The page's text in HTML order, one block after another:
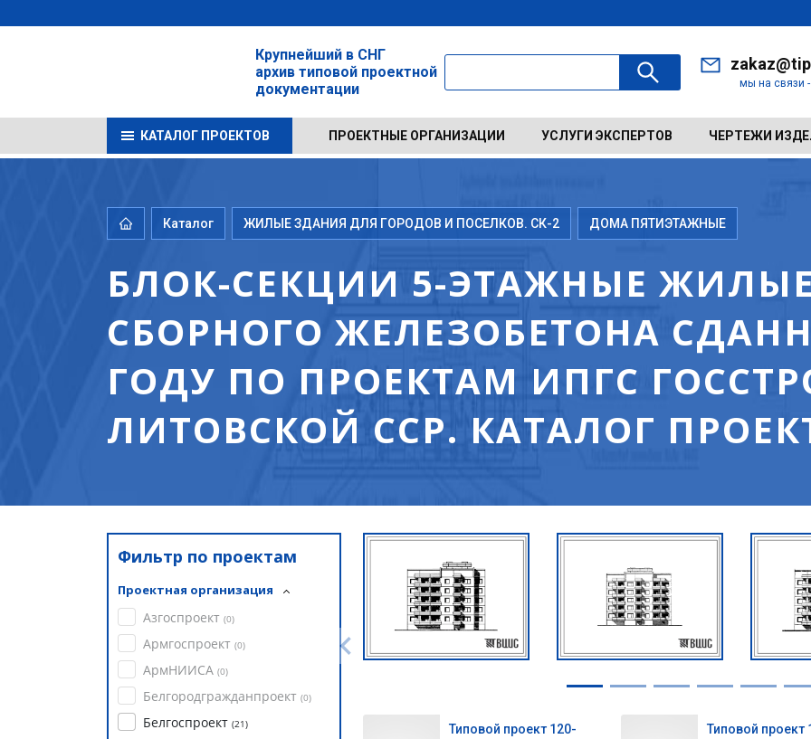
Крупнейший в СНГ
архив типовой проектной
документации
мы на связи
КАТАЛОГ ПРОЕКТОВ ПРОЕКТНЫЕ ОРГАНИЗАЦИИ УСЛУГИ ЭКСПЕРТОВ ЧЕРТЕЖИ
Каталог ЖИЛЫЕ ЗДАНИЯ ДЛЯ ГОРОДОВ И ПОСЕЛКОВ. СК-2 ДОМА ПЯТИЭТАЖНЫЕ
БЛОК-СЕКЦИИ 5-ЭТАЖНЫЕ
СБОРНОГО ЖЕЛЕЗОБЕТОНА
ГОДУ ПО ПРОЕКТАМ ИПГС
ЛИТОВСКОЙ ССР. КАТАЛОГ
Фильтр по проектам
Проектная организация
Азгоспроект (0)
Армгоспроект (0)
АрмНИИСА (0)
Белгородгражданпроект (0)
Белгоспроект (21)
Типовой проект 120-
Типовой проект